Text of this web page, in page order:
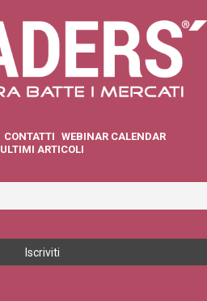
CONTATTI WEBINAR CALENDAR
ULTIMI ARTICOLI